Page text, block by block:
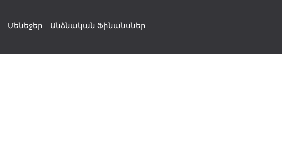
Մենեջեր Անձնական Ֆինանսներ